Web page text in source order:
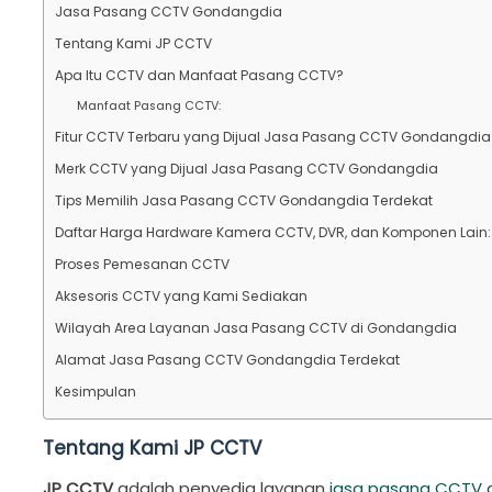
Jasa Pasang CCTV Gondangdia
Tentang Kami JP CCTV
Apa Itu CCTV dan Manfaat Pasang CCTV?
Manfaat Pasang CCTV:
Fitur CCTV Terbaru yang Dijual Jasa Pasang CCTV Gondangdia
Merk CCTV yang Dijual Jasa Pasang CCTV Gondangdia
Tips Memilih Jasa Pasang CCTV Gondangdia Terdekat
Daftar Harga Hardware Kamera CCTV, DVR, dan Komponen Lain:
Proses Pemesanan CCTV
Aksesoris CCTV yang Kami Sediakan
Wilayah Area Layanan Jasa Pasang CCTV di Gondangdia
Alamat Jasa Pasang CCTV Gondangdia Terdekat
Kesimpulan
Tentang Kami JP CCTV